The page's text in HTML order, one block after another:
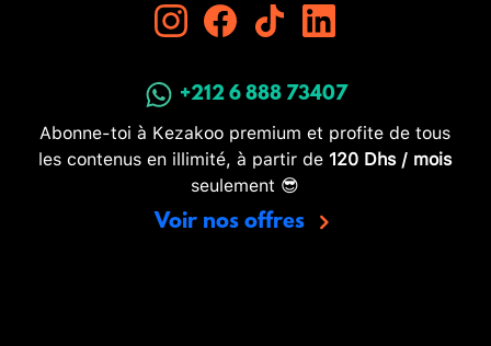
+212 6 888 73407
Abonne-toi à Kezakoo premium et profite de tous
les contenus en illimité, à partir de 120 Dhs / mois
seulement 😎
Voir nos offres